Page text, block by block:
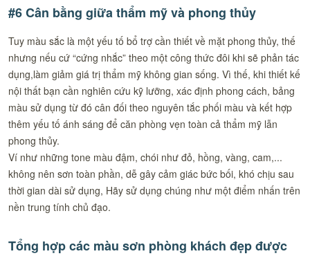
#6 Cân bằng giữa thẩm mỹ và phong thủy
Tuy màu sắc là một yếu tố bổ trợ cần thiết về mặt phong thủy, thế
nhưng nếu cứ “cứng nhắc” theo một công thức đôi khi sẽ phản tác
dụng,làm giảm giá trị thẩm mỹ không gian sống. Vì thế, khi thiết kế
nội thất bạn cần nghiên cứu kỹ lưỡng, xác định phong cách, bảng
màu sử dụng từ đó cân đối theo nguyên tắc phối màu và kết hợp
thêm yếu tố ánh sáng để căn phòng vẹn toàn cả thẩm mỹ lẫn
phong thủy.
Ví như những tone màu đậm, chói như đỏ, hồng, vàng, cam,...
không nên sơn toàn phần, dễ gây cảm giác bức bối, khó chịu sau
thời gian dài sử dụng, Hãy sử dụng chúng như một điểm nhấn trên
nền trung tính chủ đạo.
Tổng hợp các màu sơn phòng khách đẹp được